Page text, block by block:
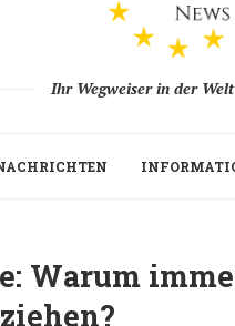
Ihr Wegweiser in der
Warum